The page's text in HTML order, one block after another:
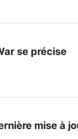
se précise
mise à